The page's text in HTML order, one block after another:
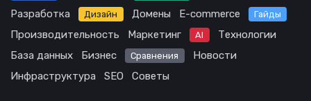
Разработка
Дизайн Домены E-commerce Гайды
Производительность Маркетинг AI
Технологии
База данных
Бизнес Сравнения
Новости
Инфраструктура
SEO Советы